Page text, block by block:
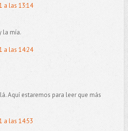
a las 13:14
la mía.
a las 14:24
Aquí estaremos para leer que más
a las 14:53